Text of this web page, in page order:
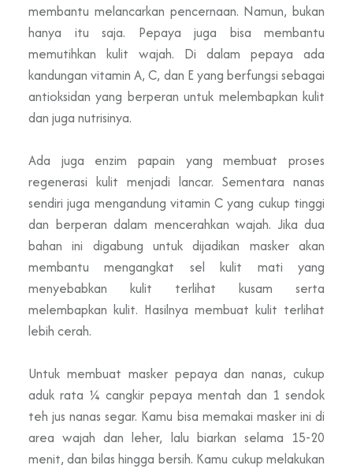
membantu melancarkan pencernaan. Namun, bukan
hanya itu saja. Pepaya juga bisa membantu
memutihkan kulit wajah. Di dalam pepaya ada
kandungan vitamin A, C, dan E yang berfungsi sebagai
antioksidan yang berperan untuk melembapkan kulit
dan juga nutrisinya.
Ada juga enzim papain yang membuat proses
regenerasi kulit menjadi lancar. Sementara nanas
sendiri juga mengandung vitamin C yang cukup tinggi
dan berperan dalam mencerahkan wajah. Jika dua
bahan ini digabung untuk dijadikan masker akan
membantu mengangkat sel kulit mati yang
menyebabkan kulit terlihat kusam serta
melembapkan kulit. Hasilnya membuat kulit terlihat
lebih cerah.
Untuk membuat masker pepaya dan nanas, cukup
aduk rata ¼ cangkir pepaya mentah dan 1 sendok
teh jus nanas segar. Kamu bisa memakai masker ini di
area wajah dan leher, lalu biarkan selama 15-20
menit, dan bilas hingga bersih. Kamu cukup melakukan